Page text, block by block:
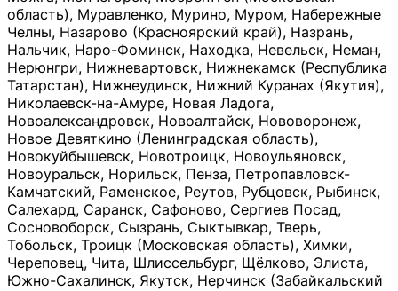
область), Муравленко, Мурино, Муром, Набережные
Челны, Назарово (Красноярский край), Назрань,
Нальчик, Наро-Фоминск, Находка, Невельск, Неман,
Нерюнгри, Нижневартовск, Нижнекамск (Республика
Татарстан), Нижнеудинск, Нижний Куранах (Якутия),
Николаевск-на-Амуре, Новая Ладога,
Новоалександровск, Новоалтайск, Нововоронеж,
Новое Девяткино (Ленинградская область),
Новокуйбышевск, Новотроицк, Новоульяновск,
Новоуральск, Норильск, Пенза, Петропавловск-
Камчатский, Раменское, Реутов, Рубцовск, Рыбинск,
Салехард, Саранск, Сафоново, Сергиев Посад,
Сосновоборск, Сызрань, Сыктывкар, Тверь,
Тобольск, Троицк (Московская область), Химки,
Череповец, Чита, Шлиссельбург, Щёлково, Элиста,
Южно-Сахалинск, Якутск, Нерчинск (Забайкальский